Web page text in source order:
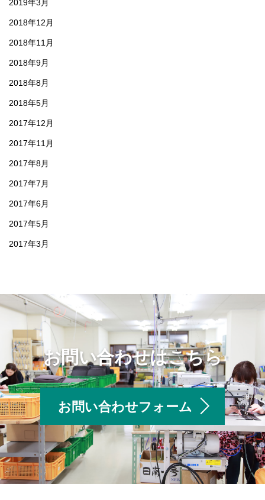
2019年3月
2018年12月
2018年11月
2018年9月
2018年8月
2018年5月
2017年12月
2017年11月
2017年8月
2017年7月
2017年6月
2017年5月
2017年3月
お問い合わせはこちら
お問い合わせフォーム